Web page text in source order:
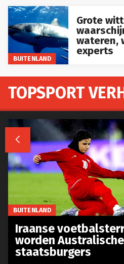
BUITENLAND
wateren,
experts
TOPSPORT
BUITENLAND
Iraanse
worden Australische
staatsburgers